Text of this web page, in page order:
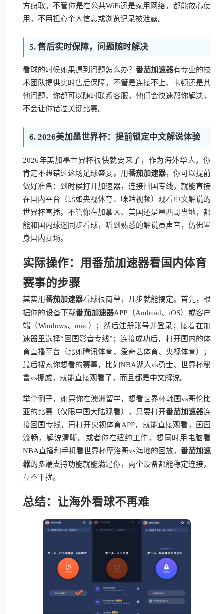
方窃取。不管你是在公共WiFi还是家用网络，都能放心使
用，不用担心个人信息或浏览记录被泄露。
5. 售后实时保障，问题随时解决
看球的时候如果遇到问题怎么办？ 番茄加速器有专业的技
术团队提供实时售后保障。不管是连接不上、卡顿还是其
他问题，你都可以随时联系客服，他们会快速帮你解决，
不会让你错过关键比赛。
6. 2026美加墨世界杯：提前锁定中文解说体验
2026年美加墨世界杯很快就要来了，作为海外华人，你
肯定不想错过这场足球盛宴。用番茄加速器，你可以提前
做好准备：到时候打开加速器，连接回国专线，就能直接
在国内平台（比如央视体育、咪咕视频）观看中文解说的
世界杯直播。不管你在加拿大、美国还是墨西哥当地，都
能和国内球迷同步看球，听到熟悉的解说员声音，仿佛置
身国内赛场。
实际操作：用番茄加速器看国内体育
赛事的步骤
其实用番茄加速器看球很简单，几步就能搞定。首先，根
据你的设备下载番茄加速器APP（Android、iOS）或客户
端（Windows、mac）；然后注册账号并登录；接着在加
速器里选择“回国影音专线”；连接成功后，打开国内的体
育直播平台（比如腾讯体育、爱奇艺体育、央视体育）；
最后搜索你想看的赛事，比如NBA湖人vs勇士、世界杯秘
鲁vs挪威，就能直接观看了，而且都是中文解说。
举个例子，如果你在澳洲留学，想看世界杯韩国vs哥伦比
亚的比赛（仅限中国大陆观看），只要打开番茄加速器连
接回国专线，再打开央视体育APP，就能直接观看，画面
流畅，解说清晰。或者你在纽约工作，想同时用电脑看
NBA直播和手机看世界杯摩洛哥vs海地的回放， 番茄加速
器的多端支持功能就能满足你，两个设备都能稳定连接，
互不干扰。
总结：让海外看球不再难